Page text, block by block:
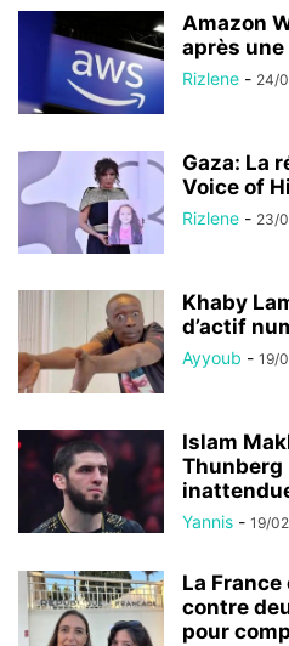
Amazon
après
Rizlene - 24/
Gaza: La
Voice of
Rizlene - 23/
Khaby
d’actif
Ayyoub - 19/
Islam
Thunberg
Yannis - 19/
La
contre
pour